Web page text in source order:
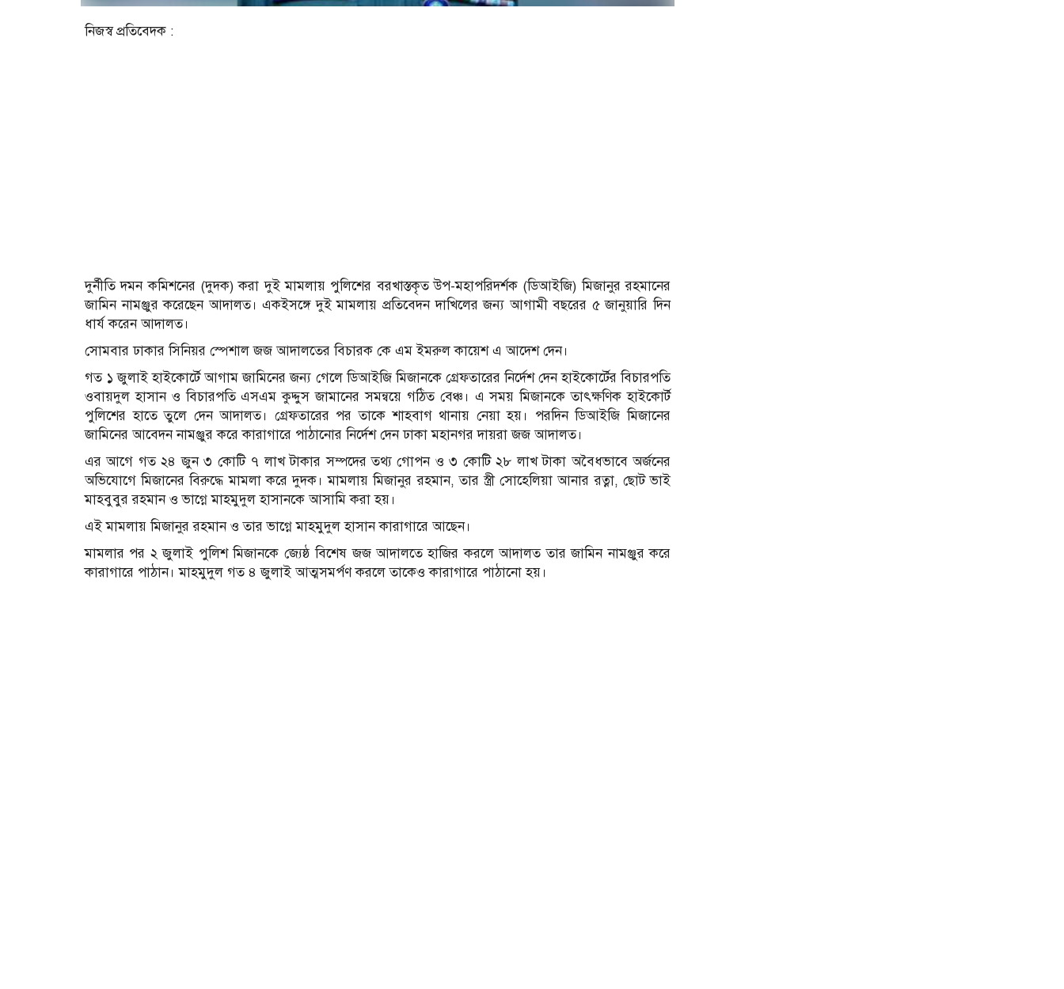
নিজস্ব প্রতিবেদক :
দুর্নী‌তি দমন ক‌মিশনের (দুদক) করা দুই মামলায় পুলিশের বরখাস্তকৃত উপ-মহাপরিদর্শক (ডিআইজি) মিজানুর রহমানের
জা‌মিন নামঞ্জুর ক‌রে‌ছেন আদালত। একইস‌ঙ্গে দুই মামলায় প্রতি‌বেদন দা‌খি‌লের জন্য আগামী বছরের ৫ জানুয়া‌রি দিন
ধার্য ক‌রেন আদালত।
সোমবার ঢাকার সি‌নিয়র স্পেশাল জজ আদালতের বিচারক কে এম ইমরুল কায়েশ এ আদেশ দেন।
গত ১ জুলাই হাইকোর্টে আগাম জামিনের জন্য গেলে ডিআইজি মিজানকে গ্রেফতারের নির্দেশ দেন হাইকোর্টের বিচারপতি
ওবায়দুল হাসান ও বিচারপতি এসএম কুদ্দুস জামানের সমন্বয়ে গঠিত বেঞ্চ। এ সময় মিজানকে তাৎক্ষণিক হাইকোর্ট
পুলিশের হাতে তুলে দেন আদালত। গ্রেফতারের পর তাকে শাহবাগ থানায় নেয়া হয়। পরদিন ডিআইজি মিজানের
জামিনের আবেদন নামঞ্জুর করে কারাগারে পাঠানোর নির্দেশ দেন ঢাকা মহানগর দায়রা জজ আদালত।
এর আগে গত ২৪ জুন ৩ কোটি ৭ লাখ টাকার সম্পদের তথ্য গোপন ও ৩ কোটি ২৮ লাখ টাকা অবৈধভাবে অর্জনের
অভিযোগে মিজানের বিরুদ্ধে মামলা করে দুদক। মামলায় মিজানুর রহমান, তার স্ত্রী সোহেলিয়া আনার রত্না, ছোট ভাই
মাহবুবুর রহমান ও ভাগ্নে মাহমুদুল হাসানকে আসামি করা হয়।
এই মামলায় মিজানুর রহমান ও তার ভাগ্নে মাহমুদুল হাসান কারাগারে আছেন।
মামলার পর ২ জুলাই পুলিশ মিজানকে জ্যেষ্ঠ বিশেষ জজ আদালতে হাজির করলে আদালত তার জামিন নামঞ্জুর করে
কারাগারে পাঠান। মাহমুদুল গত ৪ জুলাই আত্মসমর্পণ করলে তাকেও কারাগারে পাঠানো হয়।